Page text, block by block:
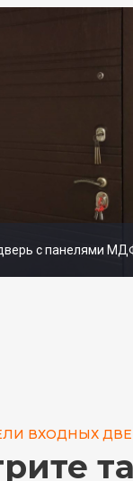
с панелями
ВХОДНЫХ